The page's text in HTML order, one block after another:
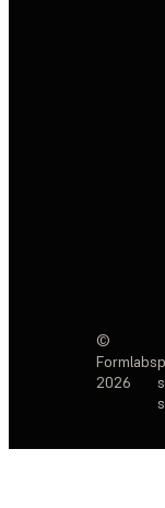
©
Formlabs
2026